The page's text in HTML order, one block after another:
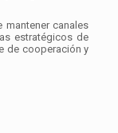
mantener canales
estratégicos de
de cooperación y